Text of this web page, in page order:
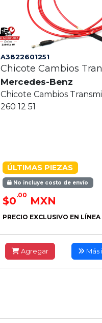
A3822601251
Chicote Cambios
Mercedes-Benz
Chicote Cambios
260 12 51
ÚLTIMAS PIEZAS
No incluye costo de envío
$0.00 MXN
PRECIO EXCLUSIVO EN LÍNEA
Agregar